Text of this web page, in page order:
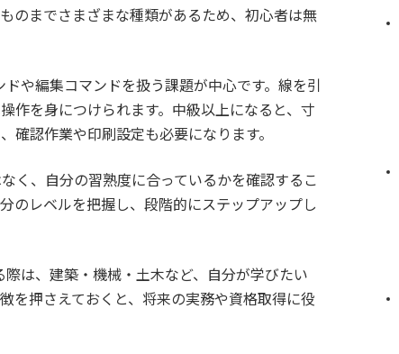
のまでさまざまな種類があるため、初心者は無
や編集コマンドを扱う課題が中心です。線を引
作を身につけられます。中級以上になると、寸
確認作業や印刷設定も必要になります。
く、自分の習熟度に合っているかを確認するこ
のレベルを把握し、段階的にステップアップし
は、建築・機械・土木など、自分が学びたい
を押さえておくと、将来の実務や資格取得に役